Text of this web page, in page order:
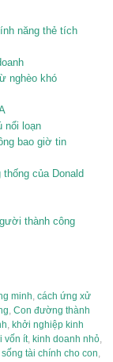
năng thẻ tích
nghèo khó
nổi loạn
bao giờ tin
của Donald
thành công
minh, cách ứng xử
, Con đường thành
, khởi nghiệp kinh
vốn ít, kinh doanh nhỏ,
tài chính cho con,